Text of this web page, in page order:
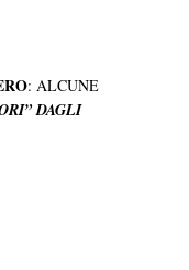
: ALCUNE
DAGLI